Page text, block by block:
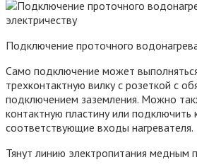
Подключение проточного
Само подключение может
трехконтактную вилку с розеткой с
подключением заземления. Можно
контактную пластину или подключить
соответствующие входы нагревателя.
Тянут линию электропитания